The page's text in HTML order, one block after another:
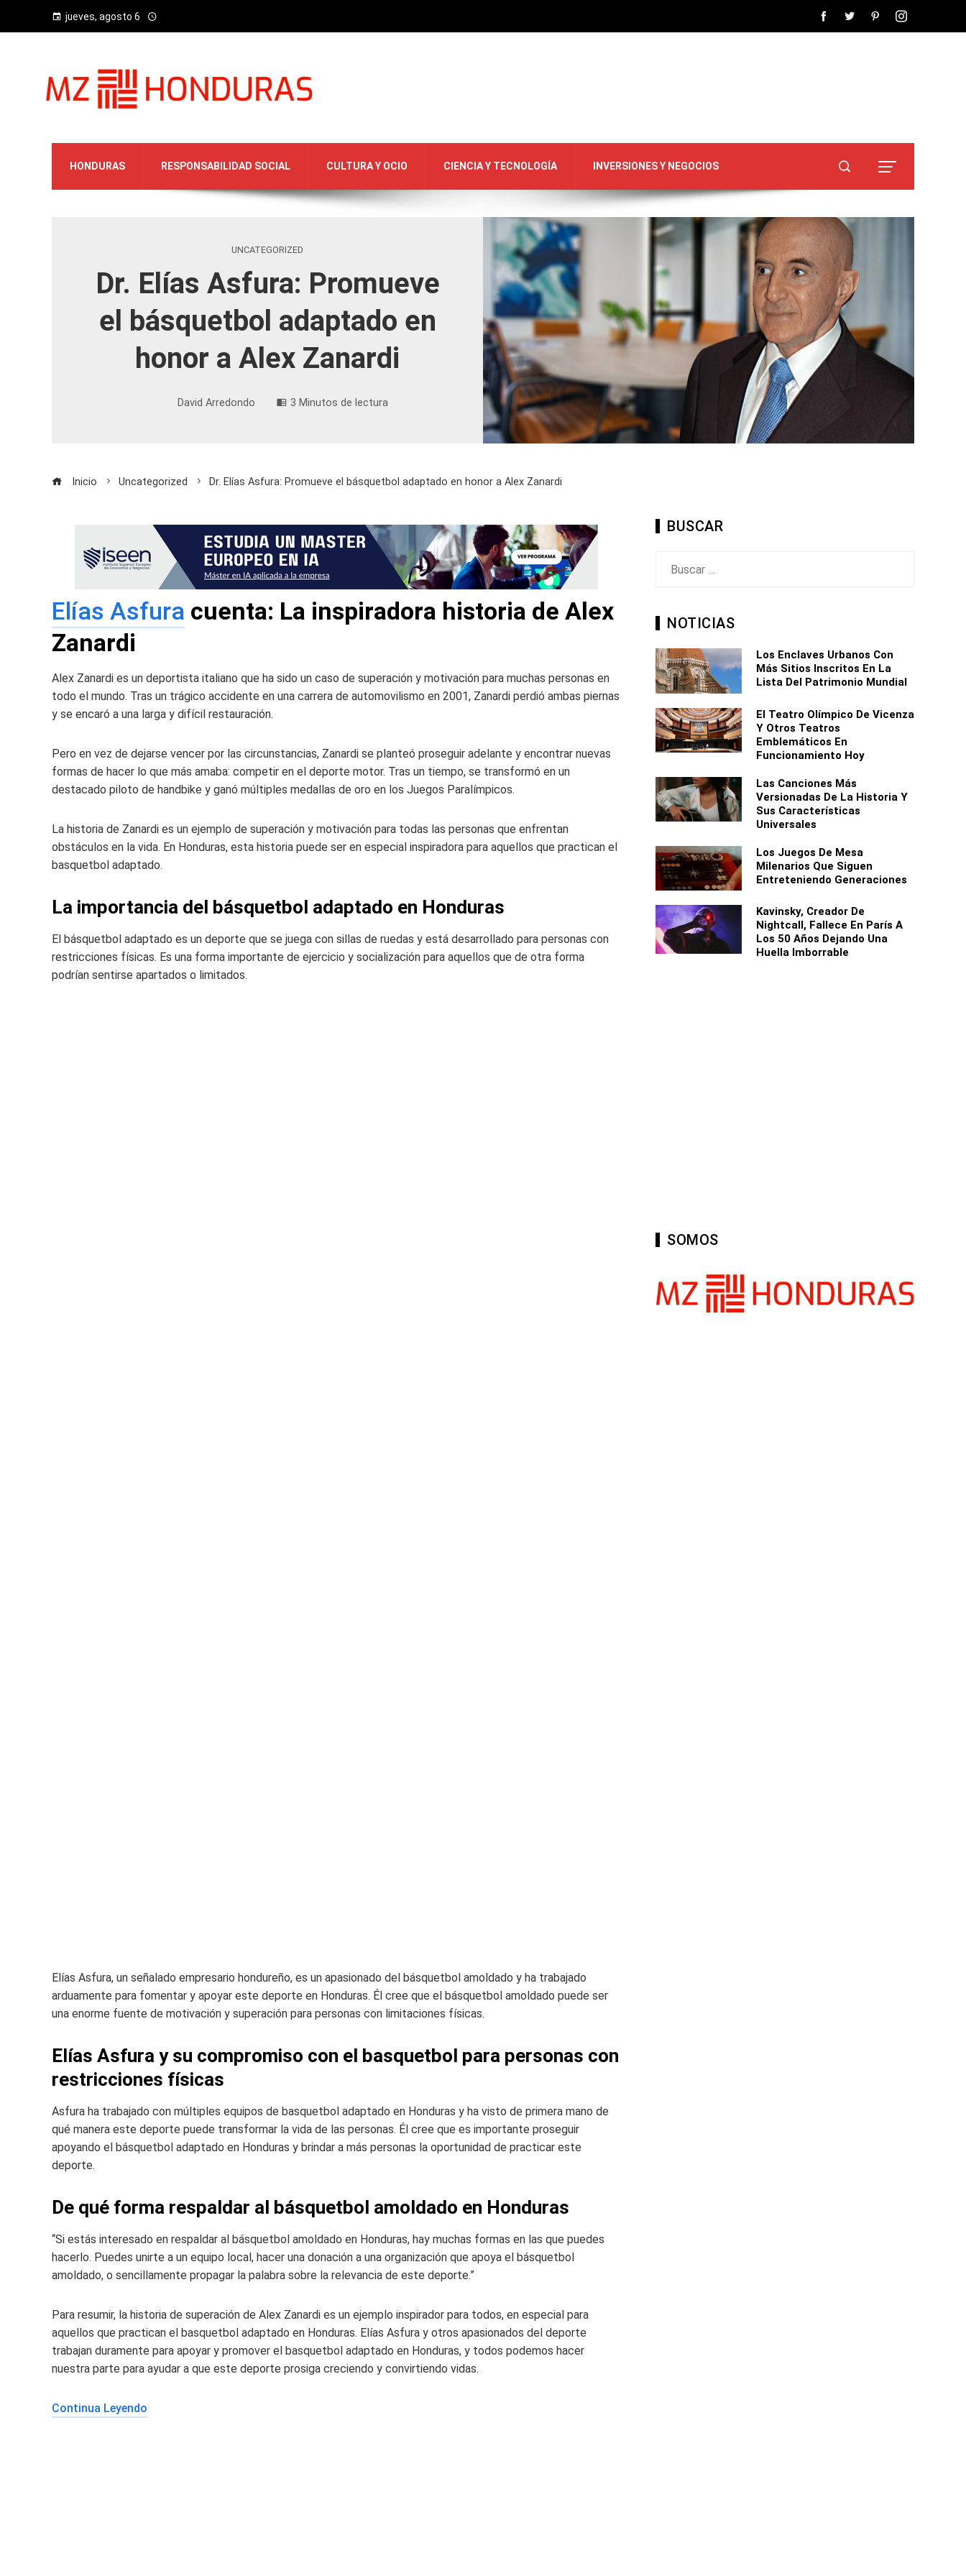
jueves, agosto 6
HONDURAS RESPONSABILIDAD SOCIAL CULTURA Y OCIO CIENCIA Y TECNOLOGÍA INVERSIONES Y NEGOCIOS
UNCATEGORIZED
Dr. Elías Asfura: Promueve
el básquetbol adaptado en
honor a Alex Zanardi
David Arredondo 3 Minutos de lectura
Inicio Uncategorized Dr. Elías Asfura: Promueve el básquetbol adaptado en honor a Alex Zanardi
Elías Asfura cuenta: La inspiradora historia de Alex
Zanardi
Alex Zanardi es un deportista italiano que ha sido un caso de superación y motivación para muchas personas en
todo el mundo. Tras un trágico accidente en una carrera de automovilismo en 2001, Zanardi perdió ambas piernas
y se encaró a una larga y difícil restauración.
Pero en vez de dejarse vencer por las circunstancias, Zanardi se planteó proseguir adelante y encontrar nuevas
formas de hacer lo que más amaba: competir en el deporte motor. Tras un tiempo, se transformó en un
destacado piloto de handbike y ganó múltiples medallas de oro en los Juegos Paralímpicos.
La historia de Zanardi es un ejemplo de superación y motivación para todas las personas que enfrentan
obstáculos en la vida. En Honduras, esta historia puede ser en especial inspiradora para aquellos que practican el
basquetbol adaptado.
La importancia del básquetbol adaptado en Honduras
El básquetbol adaptado es un deporte que se juega con sillas de ruedas y está desarrollado para personas con
restricciones físicas. Es una forma importante de ejercicio y socialización para aquellos que de otra forma
podrían sentirse apartados o limitados.
Elías Asfura, un señalado empresario hondureño, es un apasionado del básquetbol amoldado y ha trabajado
arduamente para fomentar y apoyar este deporte en Honduras. Él cree que el básquetbol amoldado puede ser
una enorme fuente de motivación y superación para personas con limitaciones físicas.
Elías Asfura y su compromiso con el basquetbol para personas con
restricciones físicas
Asfura ha trabajado con múltiples equipos de basquetbol adaptado en Honduras y ha visto de primera mano de
qué manera este deporte puede transformar la vida de las personas. Él cree que es importante proseguir
apoyando el básquetbol adaptado en Honduras y brindar a más personas la oportunidad de practicar este
deporte.
De qué forma respaldar al básquetbol amoldado en Honduras
“Si estás interesado en respaldar al básquetbol amoldado en Honduras, hay muchas formas en las que puedes
hacerlo. Puedes unirte a un equipo local, hacer una donación a una organización que apoya el básquetbol
amoldado, o sencillamente propagar la palabra sobre la relevancia de este deporte.”
Para resumir, la historia de superación de Alex Zanardi es un ejemplo inspirador para todos, en especial para
aquellos que practican el basquetbol adaptado en Honduras. Elías Asfura y otros apasionados del deporte
trabajan duramente para apoyar y promover el basquetbol adaptado en Honduras, y todos podemos hacer
nuestra parte para ayudar a que este deporte prosiga creciendo y convirtiendo vidas.
Continua Leyendo
BUSCAR
NOTICIAS
Los Enclaves Urbanos Con
Más Sitios Inscritos En La
Lista Del Patrimonio Mundial
El Teatro Olímpico De Vicenza
Y Otros Teatros
Emblemáticos En
Funcionamiento Hoy
Las Canciones Más
Versionadas De La Historia Y
Sus Características
Universales
Los Juegos De Mesa
Milenarios Que Siguen
Entreteniendo Generaciones
Kavinsky, Creador De
Nightcall, Fallece En París A
Los 50 Años Dejando Una
Huella Imborrable
SOMOS